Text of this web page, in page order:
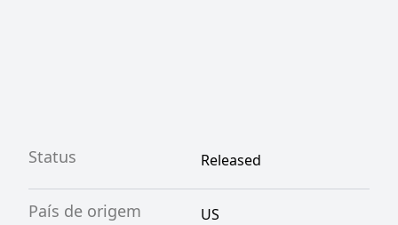
Status Released
País de origem US